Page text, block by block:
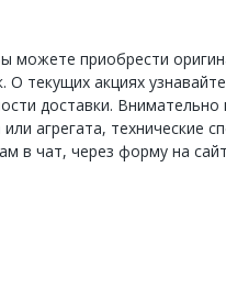
можете приобрести
текущих акциях
доставки. Внимательно
агрегата, технические
в чат, через форму на